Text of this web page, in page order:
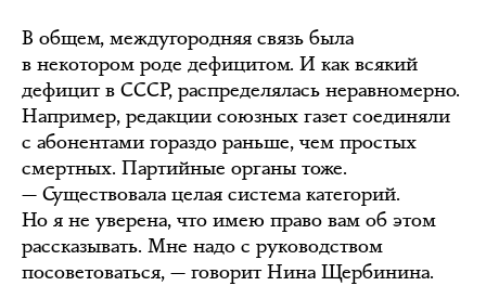
В общем, междугородняя связь была
в некотором роде дефицитом. И как всякий
дефицит в СССР, распределялась неравномерно.
Например, редакции союзных газет соединяли
с абонентами гораздо раньше, чем простых
смертных. Партийные органы тоже.
— Существовала целая система категорий.
Но я не уверена, что имею право вам об этом
рассказывать. Мне надо с руководством
посоветоваться, — говорит Нина Щербинина.